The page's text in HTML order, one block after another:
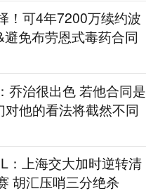
！可4年7200万续约波
免布劳恩式毒药合同
乔治很出色 若他合同是
他的看法将截然不同
：上海交大加时逆转清
胡汇压哨三分绝杀